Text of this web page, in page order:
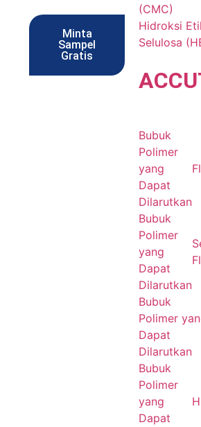
Minta
Sampel
Gratis
(CMC)
Hidroksi Etil
Selulosa
ACCU
Bubuk
Polimer
yang
Dapat
Dilarutkan
Bubuk
Polimer
yang
Dapat
Dilarutkan
Bubuk
Polimer
Dapat
Dilarutkan
Bubuk
Polimer
yang
Dapat